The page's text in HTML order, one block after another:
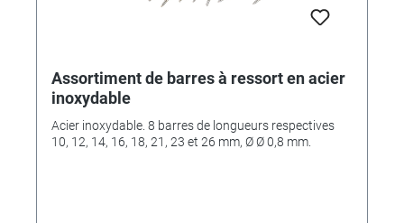
Assortiment de barres à ressort en acier
inoxydable
Acier inoxydable. 8 barres de longueurs respectives
10, 12, 14, 16, 18, 21, 23 et 26 mm, Ø Ø 0,8 mm.